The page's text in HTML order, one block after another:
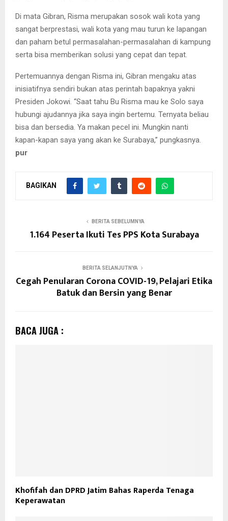
Di mata Gibran, Risma merupakan sosok wali kota yang
sangat berprestasi, wali kota yang mau turun ke lapangan
dan paham betul permasalahan-permasalahan di kampung
serta bisa memberikan solusi yang cepat dan tepat.
Pertemuannya dengan Risma ini, Gibran mengaku atas
inisiatifnya sendiri bukan atas perintah bapaknya yakni
Presiden Jokowi. “Saat tahu Bu Risma mau ke Solo saya
hubungi ajudannya jika saya ingin bertemu. Ternyata beliau
bisa dan bersedia. Ya makan pecel ini. Mungkin nanti
kapan-kapan saya yang akan ke Surabaya,” pungkasnya.
pur
BAGIKAN
BERITA SEBELUMNYA
1.164 Peserta Ikuti Tes PPS Kota Surabaya
BERITA SELANJUTNYA
Cegah Penularan Corona COVID-19, Pelajari Etika
Batuk dan Bersin yang Benar
BACA JUGA :
Khofifah dan DPRD Jatim Bahas Raperda Tenaga
Keperawatan